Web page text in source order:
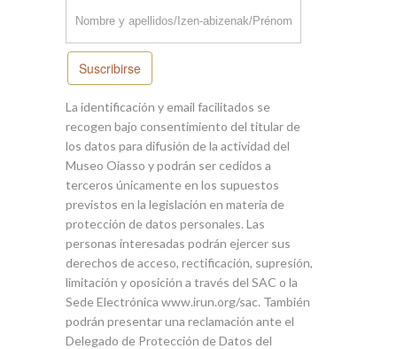
Suscribirse
La identificación y email facilitados se
recogen bajo consentimiento del titular de
los datos para difusión de la actividad del
Museo Oiasso y podrán ser cedidos a
terceros únicamente en los supuestos
previstos en la legislación en materia de
protección de datos personales. Las
personas interesadas podrán ejercer sus
derechos de acceso, rectificación, supresión,
limitación y oposición a través del SAC o la
Sede Electrónica www.irun.org/sac. También
podrán presentar una reclamación ante el
Delegado de Protección de Datos del